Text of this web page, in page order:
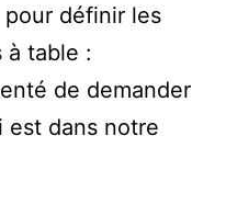
définir les
à table :
de demander
est dans notre